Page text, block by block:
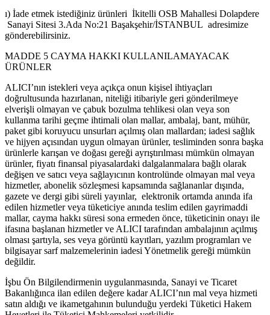
ı) İade etmek istediğiniz ürünleri İkitelli OSB Mahallesi Dolapdere
Sanayi Sitesi 3.Ada No:21 Başakşehir/İSTANBUL adresimize
gönderebilirsiniz.
MADDE 5 CAYMA HAKKI KULLANILAMAYACAK
ÜRÜNLER
ALICI’nın istekleri veya açıkça onun kişisel ihtiyaçları
doğrultusunda hazırlanan, niteliği itibariyle geri gönderilmeye
elverişli olmayan ve çabuk bozulma tehlikesi olan veya son
kullanma tarihi geçme ihtimali olan mallar, ambalaj, bant, mühür,
paket gibi koruyucu unsurları açılmış olan mallardan; iadesi sağlık
ve hijyen açısından uygun olmayan ürünler, tesliminden sonra başka
ürünlerle karışan ve doğası gereği ayrıştırılması mümkün olmayan
ürünler, fiyatı finansal piyasalardaki dalgalanmalara bağlı olarak
değişen ve satıcı veya sağlayıcının kontrolünde olmayan mal veya
hizmetler, abonelik sözleşmesi kapsamında sağlananlar dışında,
gazete ve dergi gibi süreli yayınlar, elektronik ortamda anında ifa
edilen hizmetler veya tüketiciye anında teslim edilen gayrimaddi
mallar, cayma hakkı süresi sona ermeden önce, tüketicinin onayı ile
ifasına başlanan hizmetler ve ALICI tarafından ambalajının açılmış
olması şartıyla, ses veya görüntü kayıtları, yazılım programları ve
bilgisayar sarf malzemelerinin iadesi Yönetmelik gereği mümkün
değildir.
İşbu Ön Bilgilendirmenin uygulanmasında, Sanayi ve Ticaret
Bakanlığınca ilan edilen değere kadar ALICI’nın mal veya hizmeti
satın aldığı ve ikametgahının bulunduğu yerdeki Tüketici Hakem